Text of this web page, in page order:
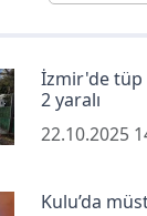
İzmir'de tüp
2 yaralı
22.10.2025
Kulu’da